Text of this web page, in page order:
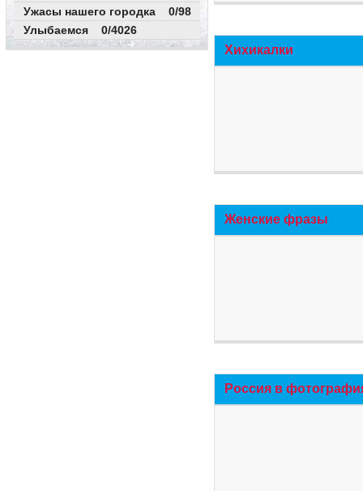
Ужасы нашего городка 0/98
Улыбаемся 0/4026
Хихикалки
Женские фразы
Россия в